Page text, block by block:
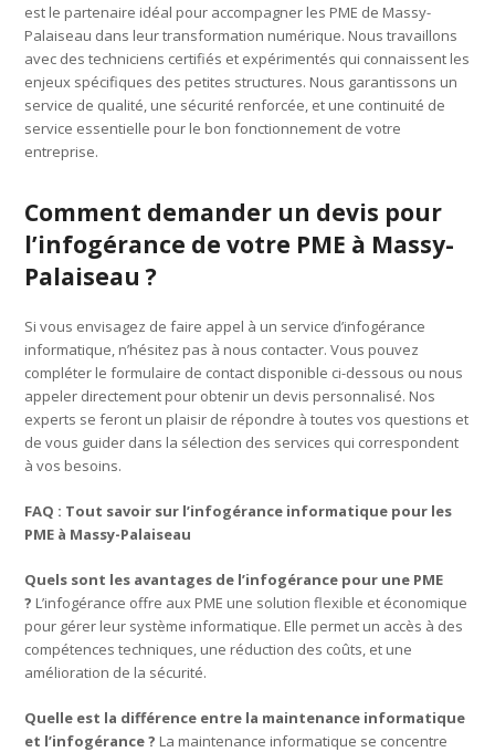
est le partenaire idéal pour accompagner les PME de Massy-
Palaiseau dans leur transformation numérique. Nous travaillons
avec des techniciens certifiés et expérimentés qui connaissent les
enjeux spécifiques des petites structures. Nous garantissons un
service de qualité, une sécurité renforcée, et une continuité de
service essentielle pour le bon fonctionnement de votre
entreprise.
Comment demander un devis pour
l’infogérance de votre PME à Massy-
Palaiseau ?
Si vous envisagez de faire appel à un service d’infogérance
informatique, n’hésitez pas à nous contacter. Vous pouvez
compléter le formulaire de contact disponible ci-dessous ou nous
appeler directement pour obtenir un devis personnalisé. Nos
experts se feront un plaisir de répondre à toutes vos questions et
de vous guider dans la sélection des services qui correspondent
à vos besoins.
FAQ : Tout savoir sur l’infogérance informatique pour les
PME à Massy-Palaiseau
Quels sont les avantages de l’infogérance pour une PME
? L’infogérance offre aux PME une solution flexible et économique
pour gérer leur système informatique. Elle permet un accès à des
compétences techniques, une réduction des coûts, et une
amélioration de la sécurité.
Quelle est la différence entre la maintenance informatique
et l’infogérance ? La maintenance informatique se concentre